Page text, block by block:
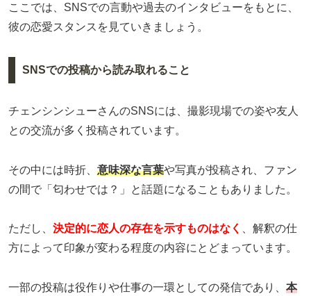
ここでは、SNSでの言動や過去のインタビューをもとに、
彼の恋愛スタンスを見ていきましょう。
SNSでの投稿から読み取れること
チェンシンシューさんのSNSには、撮影現場での姿や友人
との交流が多く投稿されています。
その中には時折、 意味深な言葉や写真が投稿され、ファン
の間で「匂わせでは？」と話題になることもありました。
ただし、 決定的に恋人の存在を示すものはなく
、解釈の仕
方によって印象が変わる程度の内容にとどまっています。
一部の投稿は役作りや仕事の一環としての発信であり、 本